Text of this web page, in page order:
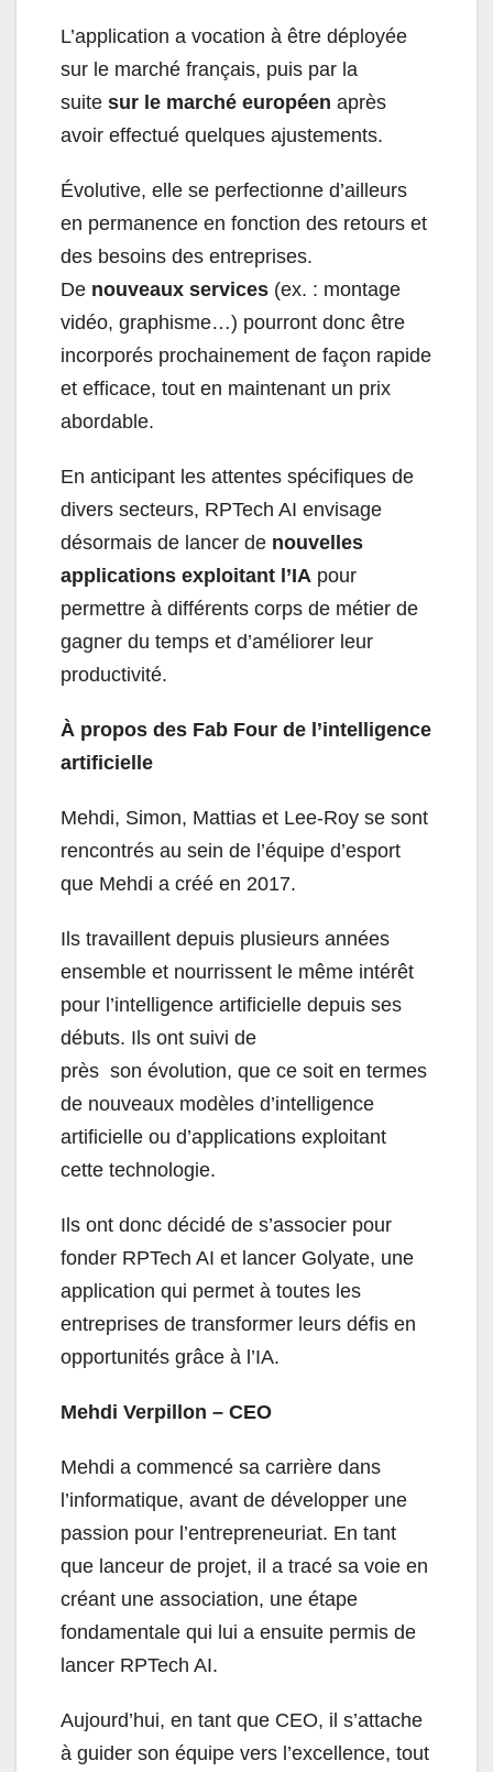
L’application a vocation à être déployée
sur le marché français, puis par la
suite sur le marché européen après
avoir effectué quelques ajustements.
Évolutive, elle se perfectionne d’ailleurs
en permanence en fonction des retours et
des besoins des entreprises.
De nouveaux services (ex. : montage
vidéo, graphisme…) pourront donc être
incorporés prochainement de façon rapide
et efficace, tout en maintenant un prix
abordable.
En anticipant les attentes spécifiques de
divers secteurs, RPTech AI envisage
désormais de lancer de nouvelles
applications exploitant l’IA pour
permettre à différents corps de métier de
gagner du temps et d’améliorer leur
productivité.
À propos des Fab Four de l’intelligence
artificielle
Mehdi, Simon, Mattias et Lee-Roy se sont
rencontrés au sein de l’équipe d’esport
que Mehdi a créé en 2017.
Ils travaillent depuis plusieurs années
ensemble et nourrissent le même intérêt
pour l’intelligence artificielle depuis ses
débuts. Ils ont suivi de
près son évolution, que ce soit en termes
de nouveaux modèles d’intelligence
artificielle ou d’applications exploitant
cette technologie.
Ils ont donc décidé de s’associer pour
fonder RPTech AI et lancer Golyate, une
application qui permet à toutes les
entreprises de transformer leurs défis en
opportunités grâce à l’IA.
Mehdi Verpillon – CEO
Mehdi a commencé sa carrière dans
l’informatique, avant de développer une
passion pour l’entrepreneuriat. En tant
que lanceur de projet, il a tracé sa voie en
créant une association, une étape
fondamentale qui lui a ensuite permis de
lancer RPTech AI.
Aujourd’hui, en tant que CEO, il s’attache
à guider son équipe vers l’excellence, tout